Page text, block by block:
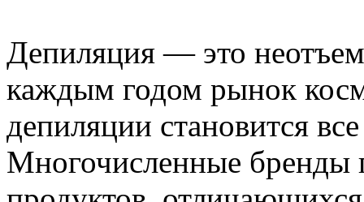
Депиляция — это
каждым годом рынок
депиляции становится
Многочисленные бренды